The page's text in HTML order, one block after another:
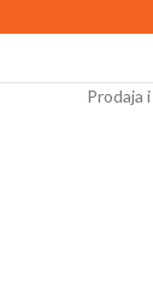
Prodaja